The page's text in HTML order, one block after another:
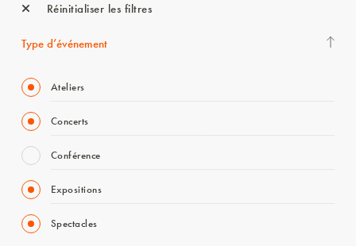
Réinitialiser les filtres
Type d’événement
Ateliers
Concerts
Conférence
Expositions
Spectacles